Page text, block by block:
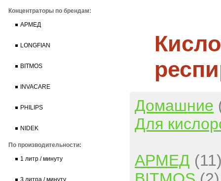
Концентраторы по брендам:
АРМЕД
LONGFIAN
BITMOS
INVACARE
PHILIPS
NIDEK
По производительности:
1 литр / минуту
3 литра / минуту
Домашние
Для
АРМЕД